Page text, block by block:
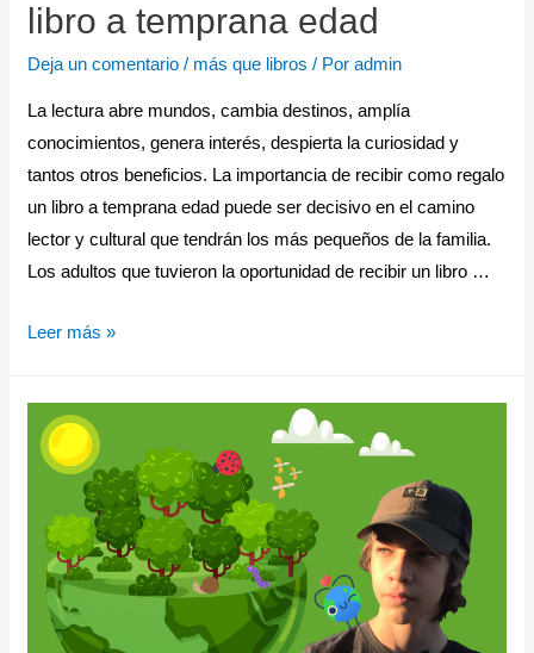
libro a temprana edad
Deja un comentario / más que libros / Poradmin
La lectura abre mundos, cambia destinos, amplía
conocimientos, genera interés, despierta la curiosidad y
tantos otros beneficios. La importancia de recibir como regalo
un libro a temprana edad puede ser decisivo en el camino
lector y cultural que tendrán los más pequeños de la familia.
Los adultos que tuvieron la oportunidad de recibir un libro …
Leer más »